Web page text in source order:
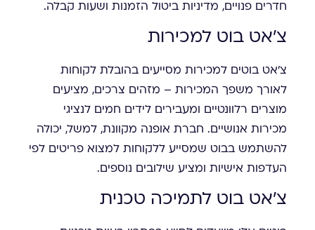
חדרים פנויים, מדיניות ביטול הזמנות ושעות קבלה.
צ'אט בוט למכירות
צ'אט בוטים למכירות מסייעים בהובלת לקוחות
לאורך משפך המכירות – מזהים צרכים, מציעים
מוצרים רלוונטיים ומעבירים לידים חמים לנציגי
מכירות אנושיים. חברת אופנה מקוונת, למשל, יכולה
להשתמש בבוט שמסייע ללקוחות למצוא פריטים לפי
העדפות אישיות ומציע שילובים נוספים.
צ'אט בוט לתמיכה טכנית